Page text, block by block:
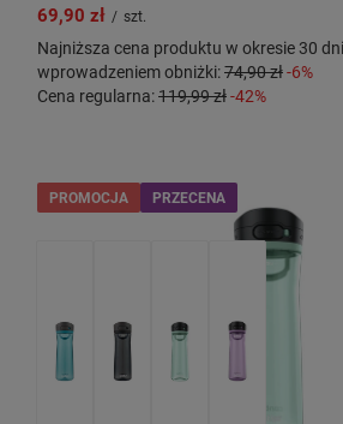
69,90 zł / szt.
Najniższa cena produktu w okresie 30
wprowadzeniem obniżki:74,90 zł-6%
Cena regularna:119,99 zł-42%
PROMOCJA PRZECENA